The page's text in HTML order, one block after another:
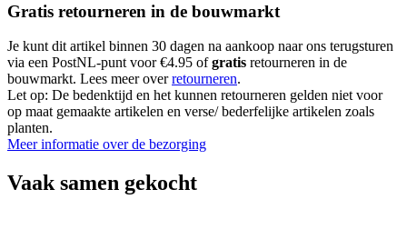
Gratis retourneren in de bouwmarkt
Je kunt dit artikel binnen 30 dagen na aankoop naar ons terugsturen
via een PostNL-punt voor €4.95 ofgratis retourneren in de
bouwmarkt. Lees meer overretourneren.
Let op: De bedenktijd en het kunnen retourneren gelden niet voor
op maat gemaakte artikelen en verse/ bederfelijke artikelen zoals
planten.
Meer informatie over de bezorging
Vaak samen gekocht